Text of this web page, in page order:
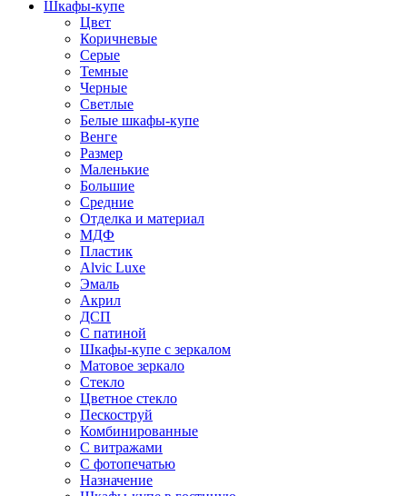
Шкафы-купе
Цвет
Коричневые
Серые
Темные
Черные
Светлые
Белые шкафы-купе
Венге
Размер
Маленькие
Большие
Средние
Отделка и материал
МДФ
Пластик
Alvic Luxe
Эмаль
Акрил
ДСП
С патиной
Шкафы-купе с зеркалом
Матовое зеркало
Стекло
Цветное стекло
Пескоструй
Комбинированные
С витражами
С фотопечатью
Назначение